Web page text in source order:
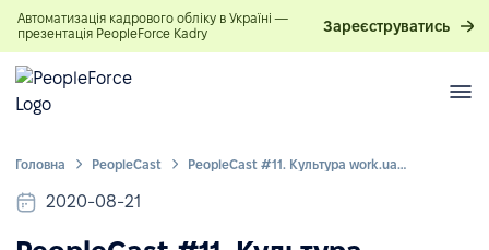
Автоматизація кадрового обліку в Україні —
презентація PeopleForce Kadry
Зареєструватись
Головна PeopleСast PeopleCast #11. Культура work.ua: місія та цінності | Олександра Лєтова
2020-08-21